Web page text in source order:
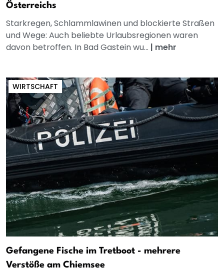
Österreichs
Starkregen, Schlammlawinen und blockierte Straßen
und Wege: Auch beliebte Urlaubsregionen waren
davon betroffen. In Bad Gastein wu... | mehr
WIRTSCHAFT
Gefangene Fische im Tretboot - mehrere
Verstöße am Chiemsee